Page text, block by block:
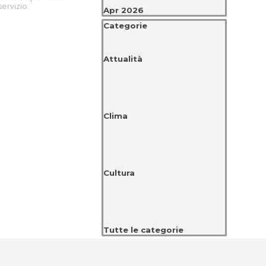
Apr 2026
Salta blocco Categorie
Categorie
Attualità
Clima
Cultura
Tutte le categorie